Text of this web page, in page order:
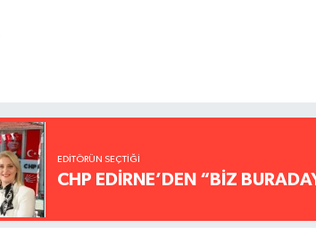
EDITÖRÜN SEÇTIĞI
CHP EDİRNE’DEN “BİZ